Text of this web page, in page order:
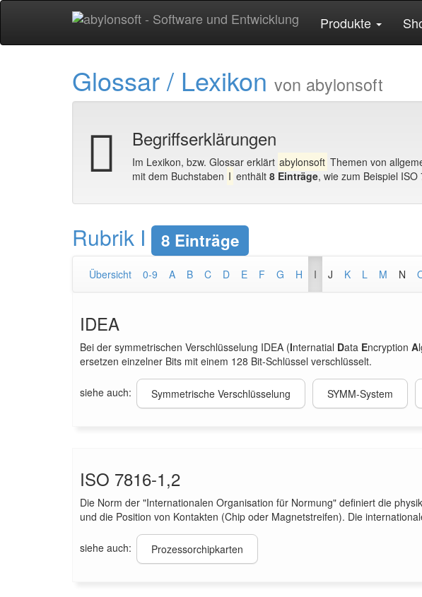
Produkte
Glossar / Lexikon von abylonsoft
Begriffserklärungen
Im Lexikon, bzw. Glossar erklärt abylonsoft Themen von
mit dem Buchstaben I enthält8 Einträge, wie zum Beispiel ISO
Rubrik I 8 Einträge
Übersicht 0-9 A B C D E F G H I J K L M N
IDEA
Bei der symmetrischen Verschlüsselung IDEA (Internatial Data Encryption A
ersetzen einzelner Bits mit einem 128 Bit-Schlüssel verschlüsselt.
siehe auch: Symmetrische Verschlüsselung SYMM-System
ISO 7816-1,2
Die Norm der "Internationalen Organisation für Normung" definiert die
und die Position von Kontakten (Chip oder Magnetstreifen). Die
siehe auch: Prozessorchipkarten